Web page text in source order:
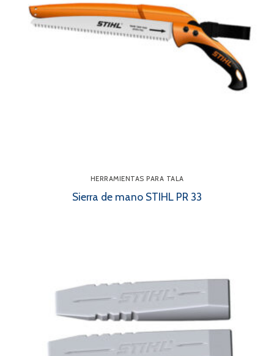
HERRAMIENTAS PARA TALA
Sierra de mano STIHL PR 33